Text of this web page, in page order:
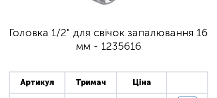
Головка 1/2" для свічок запалювання 16
мм - 1235616
Артикул Тримач Ціна